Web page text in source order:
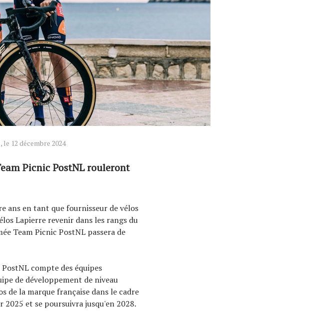
, le 12 décembre 2024
Picnic PostNL rouleront
ans en tant que fournisseur de vélos
Lapierre revenir dans les rangs du
Team Picnic PostNL passera de
compte des équipes
de développement de niveau
de la marque française dans le cadre
et se poursuivra jusqu'en 2028.